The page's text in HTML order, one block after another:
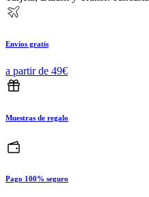
Envíos gratis
a partir de 49€
Muestras de regalo
Pago 100% seguro